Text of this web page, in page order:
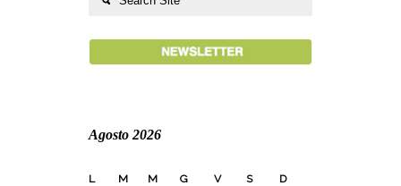
Agosto 2026
L M M G V S D